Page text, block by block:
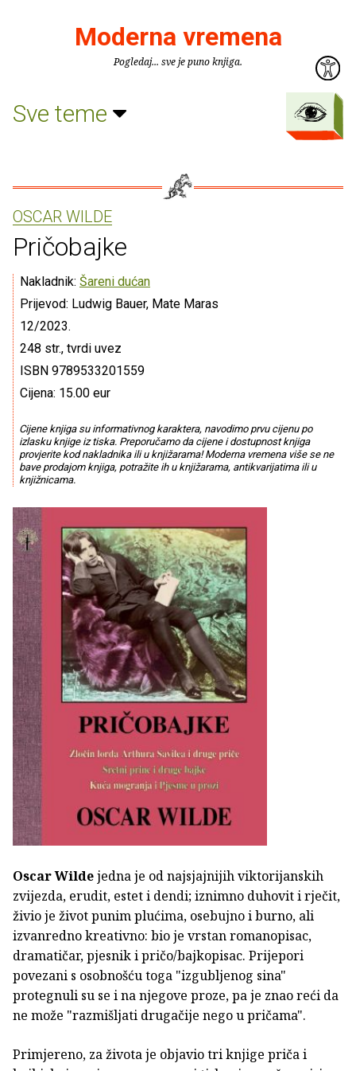
Moderna vremena
Pogledaj... sve je puno knjiga.
Sve teme
OSCAR WILDE
Pričobajke
Nakladnik: Šareni dućan
Prijevod: Ludwig Bauer, Mate Maras
12/2023.
248 str., tvrdi uvez
ISBN 9789533201559
Cijena: 15.00 eur
Cijene knjiga su informativnog karaktera, navodimo prvu cijenu po
izlasku knjige iz tiska. Preporučamo da cijene i dostupnost knjiga
provjerite kod nakladnika ili u knjižarama! Moderna vremena više se ne
bave prodajom knjiga, potražite ih u knjižarama, antikvarijatima ili u
knjižnicama.
Oscar Wildejedna je od najsjajnijih viktorijanskih
zvijezda, erudit, estet i dendi; iznimno duhovit i rječit,
živio je život punim plućima, osebujno i burno, ali
izvanredno kreativno: bio je vrstan romanopisac,
dramatičar, pjesnik i pričo/bajkopisac. Prijepori
povezani s osobnošću toga "izgubljenog sina"
protegnuli su se i na njegove proze, pa je znao reći da
ne može "razmišljati drugačije nego u pričama".
Primjereno, za života je objavio tri knjige priča i